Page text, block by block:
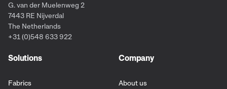
G. van der Muelenweg 2
7443 RE Nijverdal
The Netherlands
+31 (0)548 633 922
Solutions
Fabrics
Company
About us